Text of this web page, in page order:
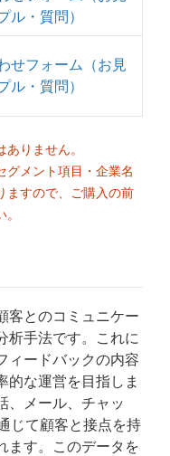
ル・質問）
せフォーム（お見
ル・質問）
りません。
メント項目・企業名
ますので、ご購入の前
客とのコミュニケー
析手法です。これに
ィードバックの内容
的な運営を目指しま
、メール、チャッ
じて顧客と接点を持
ます。このデータを